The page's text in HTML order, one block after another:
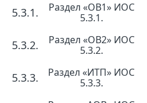
5.3.1.
Раздел «ОВ1» ИОС
5.3.1.
5.3.2.
Раздел «ОВ2» ИОС
5.3.2.
5.3.3.
Раздел «ИТП» ИОС
5.3.3.